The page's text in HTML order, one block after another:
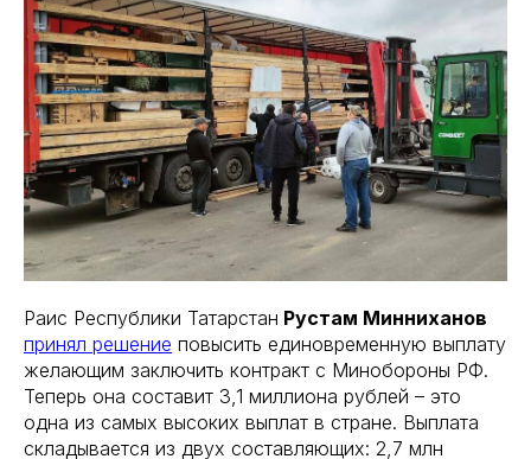
Раис Республики Татарстан Рустам Минниханов
принял решение повысить единовременную выплату
желающим заключить контракт с Минобороны РФ.
Теперь она составит 3,1 миллиона рублей – это
одна из самых высоких выплат в стране. Выплата
складывается из двух составляющих: 2,7 млн